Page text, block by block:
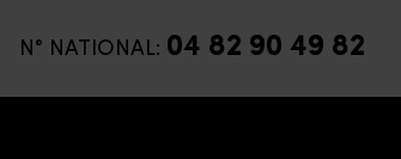
N° NATIONAL: 04 82 90 49 82